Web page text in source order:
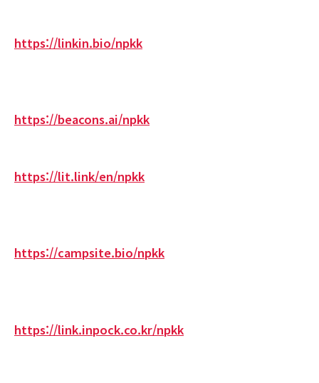
https://linkin.bio/npkk
https://beacons.ai/npkk
https://lit.link/en/npkk
https://campsite.bio/npkk
https://link.inpock.co.kr/npkk